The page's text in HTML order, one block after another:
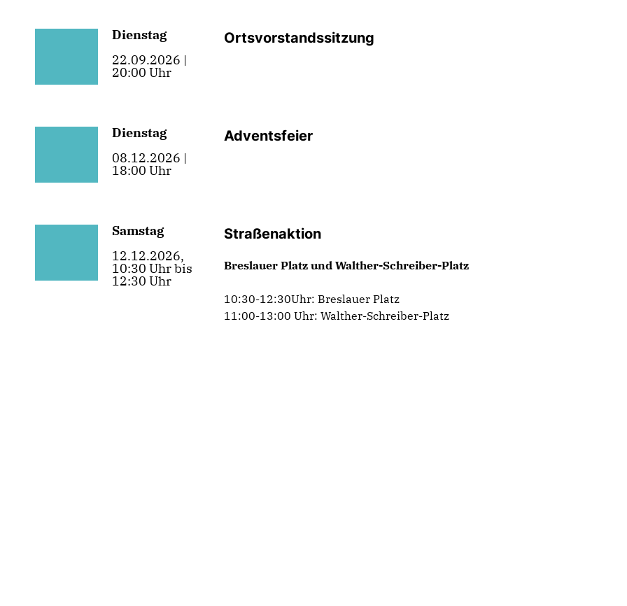
Dienstag
22.09.2026 |
20:00 Uhr
Ortsvorstandssitzung
Dienstag
08.12.2026 |
18:00 Uhr
Adventsfeier
Samstag
12.12.2026,
10:30 Uhr bis
12:30 Uhr
Straßenaktion
Breslauer Platz und Walther-Schreiber-Platz
10:30-12:30Uhr: Breslauer Platz
11:00-13:00 Uhr: Walther-Schreiber-Platz